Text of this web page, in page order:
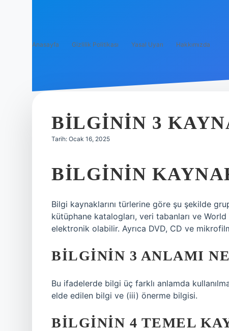
Anasayfa Gizlilik Politikası Yasal Uyarı Hakkımızda
BILGININ 3
Tarih: Ocak 16, 2025
BILGININ
Bilgi kaynaklarını türlerine göre şu şekilde
kütüphane katalogları, veri tabanları ve
elektronik olabilir. Ayrıca DVD, CD ve
BILGININ 3 ANLAMI
Bu ifadelerde bilgi üç farklı anlamda
elde edilen bilgi ve (iii) önerme bilgisi.
BILGININ 4 TEMEL